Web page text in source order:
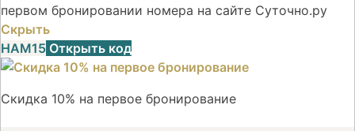
первом бронировании номера на сайте Суточно.ру
Скрыть
НАМ15 Открыть код
Скидка 10% на первое бронирование